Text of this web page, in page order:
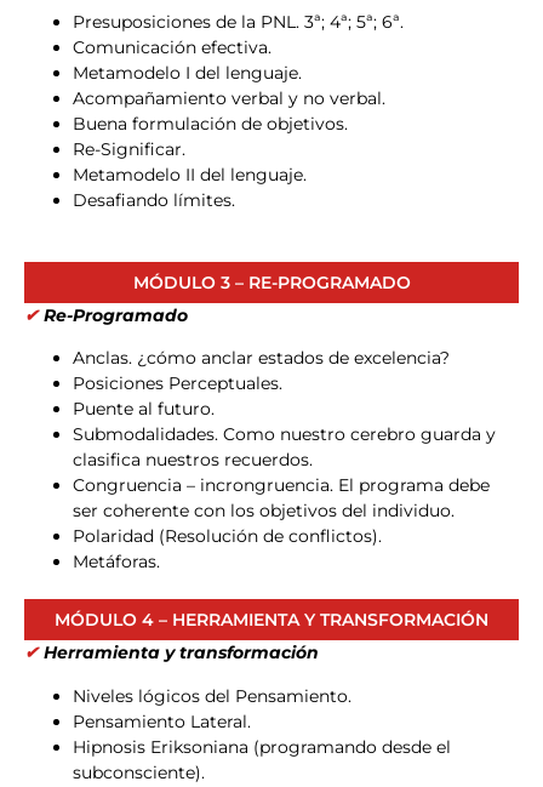
Presuposiciones de la PNL. 3ª; 4ª; 5ª; 6ª.
Comunicación efectiva.
Metamodelo I del lenguaje.
Acompañamiento verbal y no verbal.
Buena formulación de objetivos.
Re-Significar.
Metamodelo II del lenguaje.
Desafiando límites.
MÓDULO 3 – RE-PROGRAMADO
✔Re-Programado
Anclas. ¿cómo anclar estados de excelencia?
Posiciones Perceptuales.
Puente al futuro.
Submodalidades. Como nuestro cerebro guarda y
clasifica nuestros recuerdos.
Congruencia – incrongruencia. El programa debe
ser coherente con los objetivos del individuo.
Polaridad (Resolución de conflictos).
Metáforas.
MÓDULO 4 – HERRAMIENTA Y TRANSFORMACIÓN
✔Herramienta y transformación
Niveles lógicos del Pensamiento.
Pensamiento Lateral.
Hipnosis Eriksoniana (programando desde el
subconsciente).